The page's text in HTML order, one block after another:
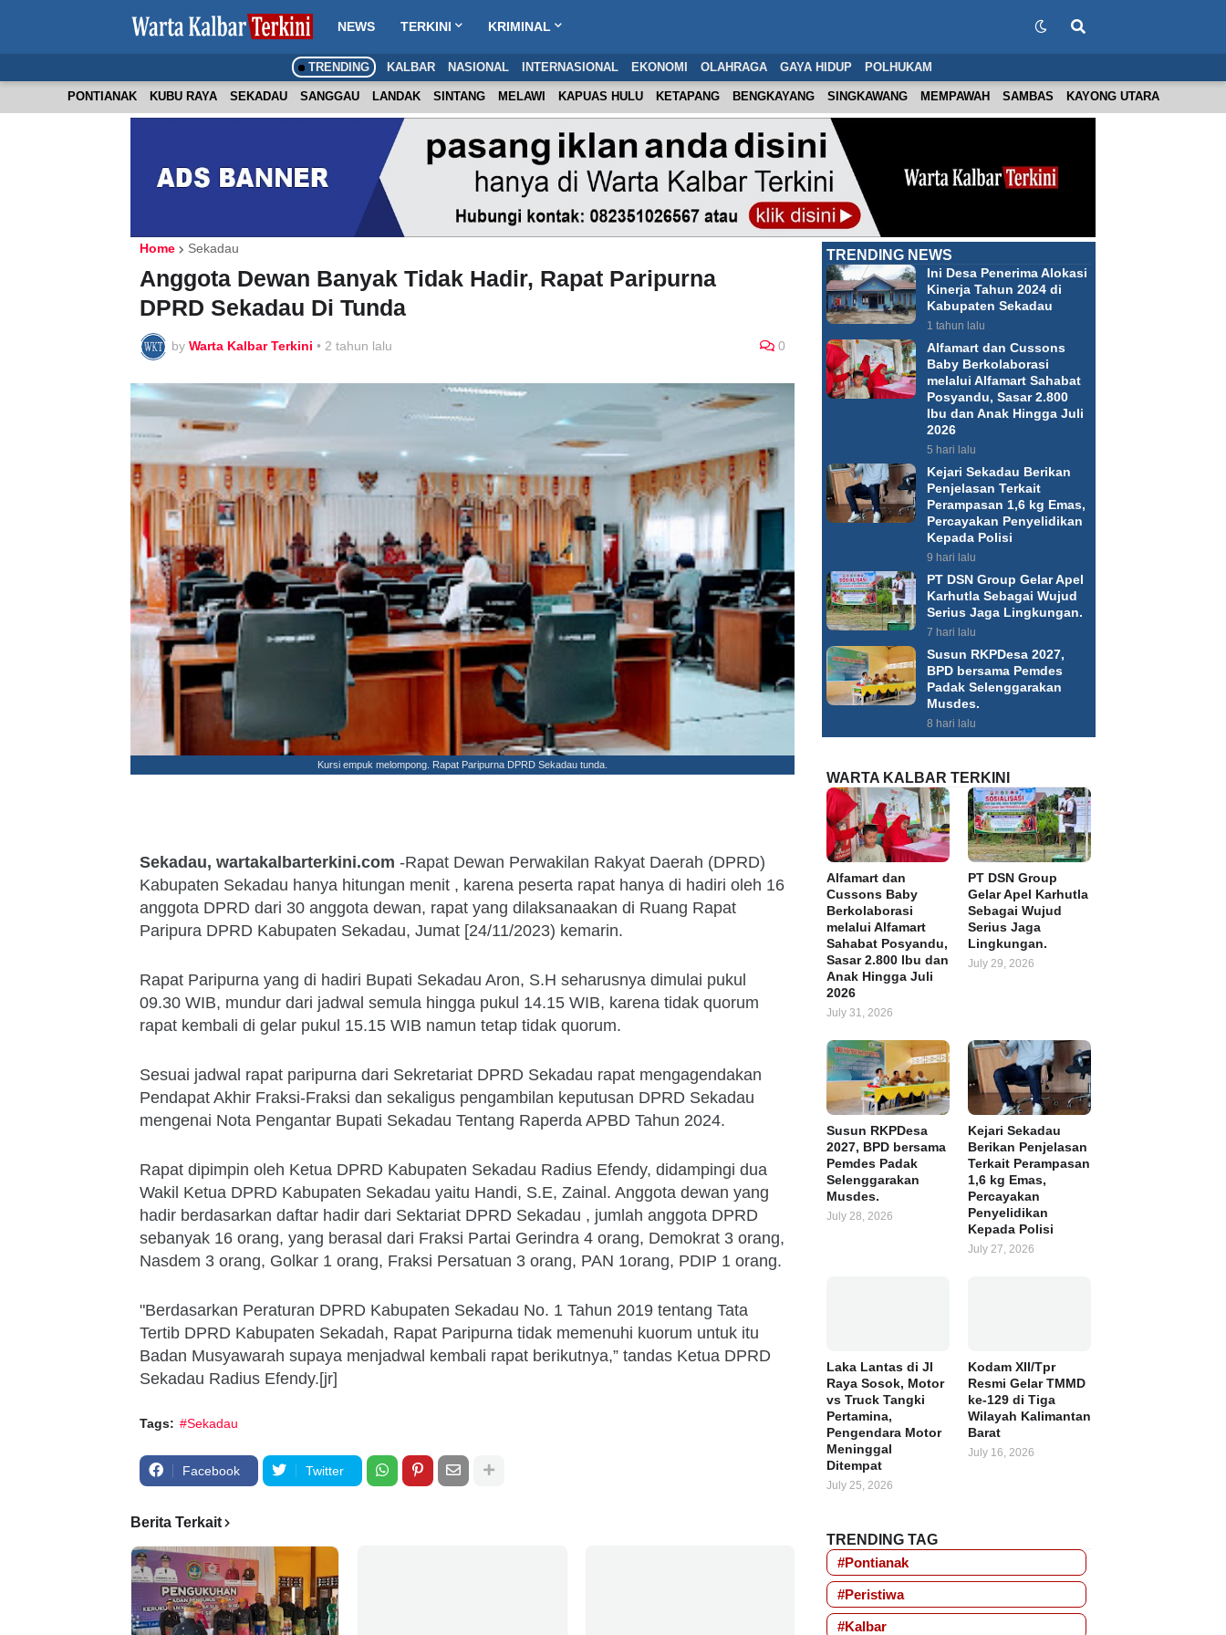
NEWS TERKINI KRIMINAL
TRENDING KALBAR NASIONAL INTERNASIONAL EKONOMI OLAHRAGA GAYA HIDUP POLHUKAM
PONTIANAK KUBU RAYA SEKADAU SANGGAU LANDAK SINTANG MELAWI KAPUAS HULU KETAPANG BENGKAYANG SINGKAWANG MEMPAWAH SAMBAS KAYONG UTARA
Home Sekadau
Anggota Dewan Banyak Tidak Hadir, Rapat Paripurna
DPRD Sekadau Di Tunda
by Warta Kalbar Terkini • 2 tahun lalu 0
Kursi empuk melompong. Rapat Paripurna DPRD Sekadau tunda.
Sekadau, wartakalbarterkini.com -Rapat Dewan Perwakilan Rakyat Daerah (DPRD)
Kabupaten Sekadau hanya hitungan menit , karena peserta rapat hanya di hadiri oleh 16
anggota DPRD dari 30 anggota dewan, rapat yang dilaksanaakan di Ruang Rapat
Paripura DPRD Kabupaten Sekadau, Jumat [24/11/2023) kemarin.
Rapat Paripurna yang di hadiri Bupati Sekadau Aron, S.H seharusnya dimulai pukul
09.30 WIB, mundur dari jadwal semula hingga pukul 14.15 WIB, karena tidak quorum
rapat kembali di gelar pukul 15.15 WIB namun tetap tidak quorum.
Sesuai jadwal rapat paripurna dari Sekretariat DPRD Sekadau rapat mengagendakan
Pendapat Akhir Fraksi-Fraksi dan sekaligus pengambilan keputusan DPRD Sekadau
mengenai Nota Pengantar Bupati Sekadau Tentang Raperda APBD Tahun 2024.
Rapat dipimpin oleh Ketua DPRD Kabupaten Sekadau Radius Efendy, didampingi dua
Wakil Ketua DPRD Kabupaten Sekadau yaitu Handi, S.E, Zainal. Anggota dewan yang
hadir berdasarkan daftar hadir dari Sektariat DPRD Sekadau , jumlah anggota DPRD
sebanyak 16 orang, yang berasal dari Fraksi Partai Gerindra 4 orang, Demokrat 3 orang,
Nasdem 3 orang, Golkar 1 orang, Fraksi Persatuan 3 orang, PAN 1orang, PDIP 1 orang.
"Berdasarkan Peraturan DPRD Kabupaten Sekadau No. 1 Tahun 2019 tentang Tata
Tertib DPRD Kabupaten Sekadah, Rapat Paripurna tidak memenuhi kuorum untuk itu
Badan Musyawarah supaya menjadwal kembali rapat berikutnya,” tandas Ketua DPRD
Sekadau Radius Efendy.[jr]
Tags: #Sekadau
Facebook Twitter
Berita Terkait
TRENDING NEWS
Ini Desa Penerima Alokasi
Kinerja Tahun 2024 di
Kabupaten Sekadau
1 tahun lalu
Alfamart dan Cussons
Baby Berkolaborasi
melalui Alfamart Sahabat
Posyandu, Sasar 2.800
Ibu dan Anak Hingga Juli
2026
5 hari lalu
Kejari Sekadau Berikan
Penjelasan Terkait
Perampasan 1,6 kg Emas,
Percayakan Penyelidikan
Kepada Polisi
9 hari lalu
PT DSN Group Gelar Apel
Karhutla Sebagai Wujud
Serius Jaga Lingkungan.
7 hari lalu
Susun RKPDesa 2027,
BPD bersama Pemdes
Padak Selenggarakan
Musdes.
8 hari lalu
WARTA KALBAR TERKINI
Alfamart dan
Cussons Baby
Berkolaborasi
melalui Alfamart
Sahabat Posyandu,
Sasar 2.800 Ibu dan
Anak Hingga Juli
2026
July 31, 2026
PT DSN Group
Gelar Apel Karhutla
Sebagai Wujud
Serius Jaga
Lingkungan.
July 29, 2026
Susun RKPDesa
2027, BPD bersama
Pemdes Padak
Selenggarakan
Musdes.
July 28, 2026
Kejari Sekadau
Berikan Penjelasan
Terkait Perampasan
1,6 kg Emas,
Percayakan
Penyelidikan
Kepada Polisi
July 27, 2026
Laka Lantas di Jl
Raya Sosok, Motor
vs Truck Tangki
Pertamina,
Pengendara Motor
Meninggal
Ditempat
July 25, 2026
Kodam XII/Tpr
Resmi Gelar TMMD
ke-129 di Tiga
Wilayah Kalimantan
Barat
July 16, 2026
TRENDING TAG
#Pontianak
#Peristiwa
#Kalbar